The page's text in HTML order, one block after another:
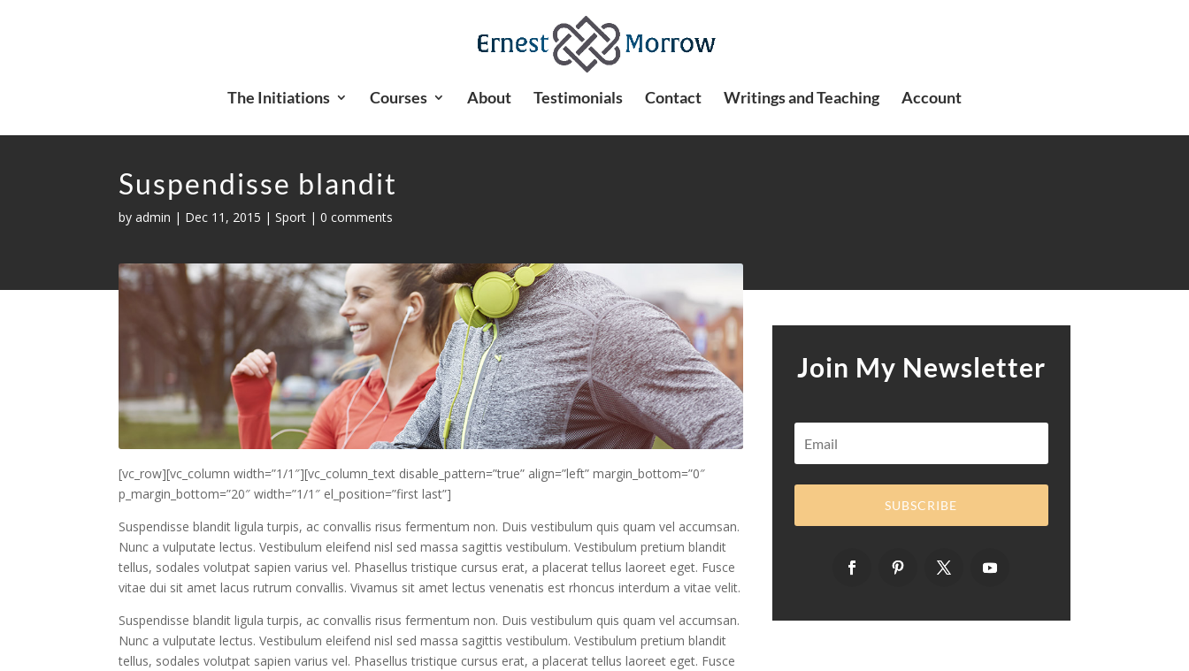
The Initiations Courses About Testimonials Contact Writings and Teaching Account
Suspendisse blandit
byadmin | Dec 11, 2015 |Sport |0 comments
[vc_row][vc_column width=”1/1″][vc_column_text disable_pattern=”true” align=”left” margin_bottom=”0″
p_margin_bottom=”20″ width=”1/1″ el_position=”first last”]
Suspendisse blandit ligula turpis, ac convallis risus fermentum non. Duis vestibulum quis quam vel accumsan.
Nunc a vulputate lectus. Vestibulum eleifend nisl sed massa sagittis vestibulum. Vestibulum pretium blandit
tellus, sodales volutpat sapien varius vel. Phasellus tristique cursus erat, a placerat tellus laoreet eget. Fusce
vitae dui sit amet lacus rutrum convallis. Vivamus sit amet lectus venenatis est rhoncus interdum a vitae velit.
Suspendisse blandit ligula turpis, ac convallis risus fermentum non. Duis vestibulum quis quam vel accumsan.
Nunc a vulputate lectus. Vestibulum eleifend nisl sed massa sagittis vestibulum. Vestibulum pretium blandit
tellus, sodales volutpat sapien varius vel. Phasellus tristique cursus erat, a placerat tellus laoreet eget. Fusce
Join My Newsletter
SUBSCRIBE